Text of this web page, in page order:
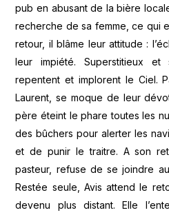
pub en abusant de la bière
recherche de sa femme, ce qui
retour, il blâme leur attitude :
leur impiété. Superstitieux et
repentent et implorent le Ciel.
Laurent, se moque de leur
père éteint le phare toutes les
des bûchers pour alerter les
et de punir le traitre. A son
pasteur, refuse de se joindre
Restée seule, Avis attend le
devenu plus distant. Elle